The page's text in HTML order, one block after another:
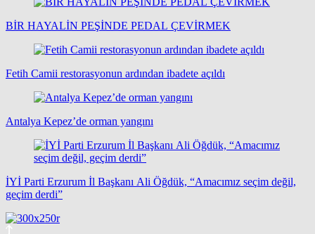
BİR HAYALİN PEŞİNDE PEDAL ÇEVİRMEK
Fetih Camii restorasyonun ardından ibadete açıldı
Antalya Kepez’de orman yangını
İYİ Parti Erzurum İl Başkanı Ali Öğdük, “Amacımız seçim değil,
geçim derdi”